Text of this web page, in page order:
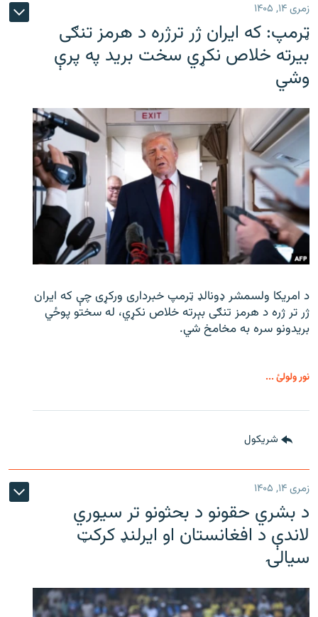
زمری ۱۴, ۱۴۰۵
ټرمپ: که ایران ژر ترژره د هرمز تنګی
بیرته خلاص نکړي سخت برید په پرې
وشي
د امریکا ولسمشر ډونالډ ټرمپ خبرداری ورکړی چې که ایران
ژر تر ژره د هرمز تنګی بېرته خلاص نکړي، له سختو پوځي
بریدونو سره به مخامخ شي.
نور ولولئ ...
شريکول
زمری ۱۴, ۱۴۰۵
د بشري حقونو د بحثونو تر سیوري
لاندې د افغانستان او ایرلنډ کرکټ
سیالۍ